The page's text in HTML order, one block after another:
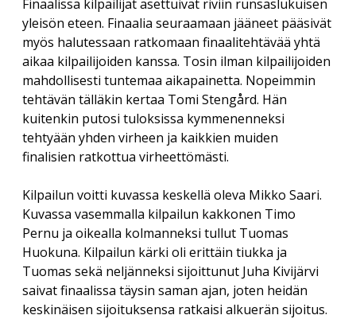
Helsingin kirjamessut
Paikalliskerhovetäjien tapaaminen 2018
Paikalliskerhovetäjien tapaaminen 2017
Paikalliskerhovetäjien tapaaminen 2013
Veikko Sonninen: Vaakasuoraan: Copyright (13 kirjainta)
Jukka Voipio: Fakkisanakisan satoa
Jussi Kokkonen: Satu leivättömän pöydän äärestä
Veikko Nurmi: Epäitsenäiset “sanat”
menu
RIITTA ASIKAINEN 1955-2013
HANNES TIIRA 1955-2019
PAAVO IISAKKI LUKKAROINEN 1930-2019
TUULI RAUVOLA 1949-2023
Yhdistyksen säännöt
Rekisteriseloste
Tietosuojaseloste
Finaalissa kilpailijat asettuivat riviin runsaslukuisen
yleisön eteen. Finaalia seuraamaan jääneet pääsivät
myös halutessaan ratkomaan finaalitehtävää yhtä
aikaa kilpailijoiden kanssa. Tosin ilman kilpailijoiden
mahdollisesti tuntemaa aikapainetta. Nopeimmin
tehtävän tälläkin kertaa Tomi Stengård. Hän
kuitenkin putosi tuloksissa kymmenenneksi
tehtyään yhden virheen ja kaikkien muiden
finalisien ratkottua virheettömästi.
Kilpailun voitti kuvassa keskellä oleva Mikko Saari.
Kuvassa vasemmalla kilpailun kakkonen Timo
Pernu ja oikealla kolmanneksi tullut Tuomas
Huokuna. Kilpailun kärki oli erittäin tiukka ja
Tuomas sekä neljänneksi sijoittunut Juha Kivijärvi
saivat finaalissa täysin saman ajan, joten heidän
keskinäisen sijoituksensa ratkaisi alkuerän sijoitus.